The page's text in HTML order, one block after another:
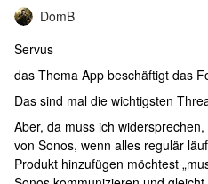
DomB
Servus
das Thema App beschäftigt das
Das sind mal die wichtigsten
Aber, da muss ich
von Sonos, wenn alles regulär
Produkt hinzufügen möchtest